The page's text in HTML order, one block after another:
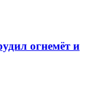
огнемёт и